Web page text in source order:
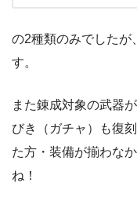
の2種類のみでしたが
す。
また錬成対象の武器
びき（ガチャ）も復
た方・装備が揃わな
ね！